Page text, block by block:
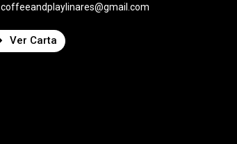
coffeeandplaylinares@gmail.com
Ver Carta